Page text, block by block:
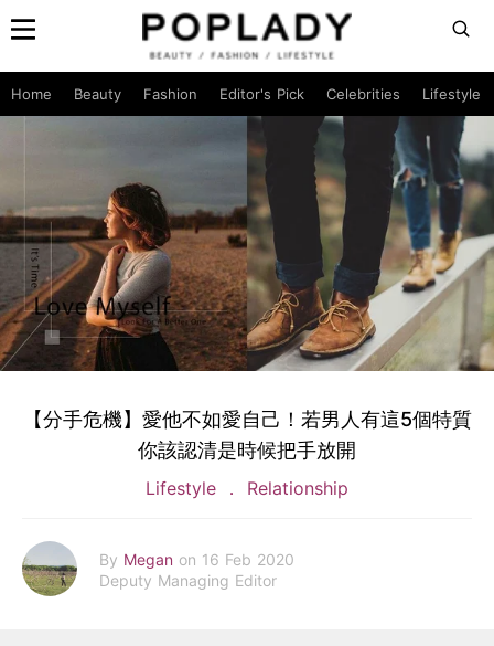
Home Beauty Fashion Editor's Pick Celebrities Lifestyle
【分手危機】愛他不如愛自己！若男人有這5個特質
你該認清是時候把手放開
Lifestyle Relationship
By Megan on 16 Feb 2020
Deputy Managing Editor